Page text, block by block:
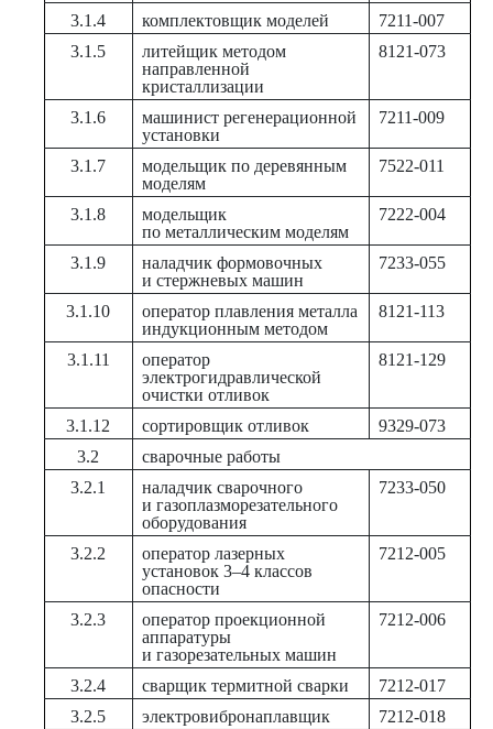
3.1.4
комплектовщик моделей
7211-007
3.1.5
литейщик методом
направленной
кристаллизации
8121-073
3.1.6
машинист регенерационной
установки
7211-009
3.1.7
модельщик по деревянным
моделям
7522-011
3.1.8
модельщик
по металлическим моделям
7222-004
3.1.9
наладчик формовочных
и стержневых машин
7233-055
3.1.10
оператор плавления металла
индукционным методом
8121-113
3.1.11
оператор
электрогидравлической
очистки отливок
8121-129
3.1.12 сортировщик отливок
9329-073
3.2
сварочные работы
3.2.1
наладчик сварочного
и газоплазморезательного
оборудования
7233-050
3.2.2
оператор лазерных
установок 3–4 классов
опасности
7212-005
3.2.3
оператор проекционной
аппаратуры
и газорезательных машин
7212-006
3.2.4 сварщик термитной сварки
7212-017
3.2.5
электровибронаплавщик
7212-018